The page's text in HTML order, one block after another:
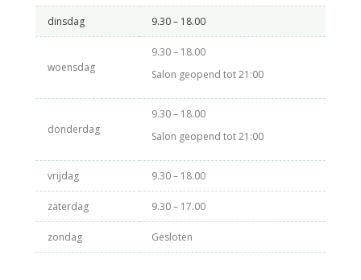
dinsdag 9.30 – 18.00
woensdag
9.30 – 18.00
Salon geopend tot 21:00
donderdag
9.30 – 18.00
Salon geopend tot 21:00
vrijdag 9.30 – 18.00
zaterdag 9.30 – 17.00
zondag Gesloten